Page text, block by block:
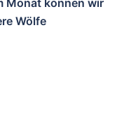
Wölfe